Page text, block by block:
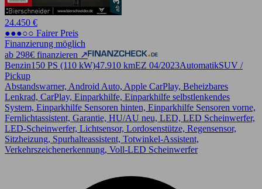
24.450 €
●●●○○ Fairer Preis
Finanzierung möglich
ab 298€ finanzieren ↗
Benzin150 PS (110 kW)47.910 kmEZ 04/2023AutomatikSUV /
Pickup
Abstandswarner, Android Auto, Apple CarPlay, Beheizbares
Lenkrad, CarPlay, Einparkhilfe, Einparkhilfe selbstlenkendes
System, Einparkhilfe Sensoren hinten, Einparkhilfe Sensoren vorne,
Fernlichtassistent, Garantie, HU/AU neu, LED, LED Scheinwerfer,
LED-Scheinwerfer, Lichtsensor, Lordosenstütze, Regensensor,
Sitzheizung, Spurhalteassistent, Totwinkel-Assistent,
Verkehrszeichenerkennung, Voll-LED Scheinwerfer